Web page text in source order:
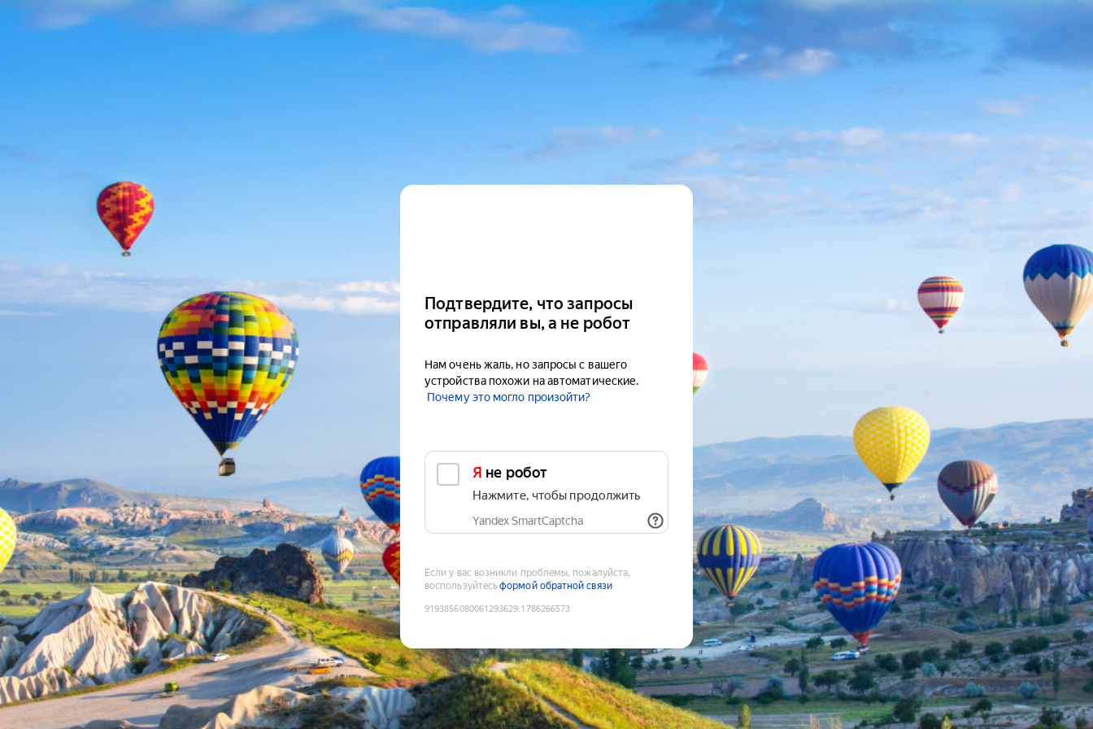
Подтвердите, что запросы
отправляли вы, а не робот
Нам очень жаль, но запросы с вашего
устройства похожи на автоматические.
Почему это могло произойти?
Я не робот
Нажмите, чтобы продолжить
Yandex SmartCaptcha
Если у вас возникли проблемы, пожалуйста,
воспользуйтесьформой обратной связи
9193856080061293629:1786266573